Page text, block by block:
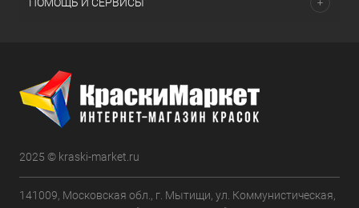
2025 © kraski-market.ru
141009, Московская обл., г. Мытищи, ул. Коммунистическая,